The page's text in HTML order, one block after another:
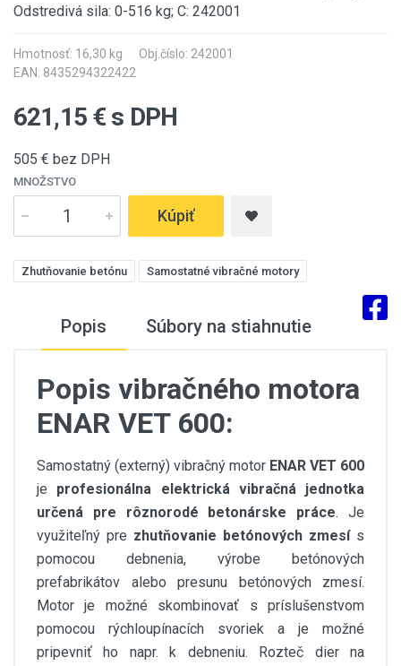
Odstredivá sila: 0-516 kg; C: 242001
Hmotnosť: 16,30 kg
Obj.číslo: 242001
EAN: 8435294322422
621,15€ s DPH
505 € bez DPH
MNOŽSTVO
Kúpiť
Zhutňovanie betónu Samostatné vibračné motory
Popis Súbory na stiahnutie
Popis vibračného motora
ENAR VET 600:
Samostatný (externý) vibračný motor ENAR VET 600
je profesionálna elektrická vibračná jednotka
určená pre rôznorodé betonárske práce. Je
využiteľný pre zhutňovanie betónových zmesís
pomocou debnenia, výrobe betónových
prefabrikátov alebo presunu betónových zmesí.
Motor je možné skombinovať s príslušenstvom
pomocou rýchloupínacích svoriek a je možné
pripevniť ho napr. k debneniu. Rozteč dier na